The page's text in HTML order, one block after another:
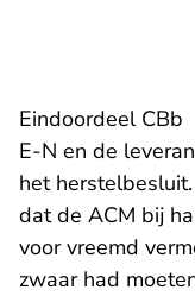
Eindoordeel CBb
E-N en de
het
dat de ACM bij
voor vreemd
zwaar had